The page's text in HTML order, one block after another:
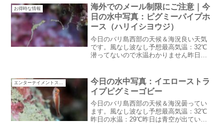
たが今日は天気も海況も良い感じです。
ラストナイト昨晩はM...
お得時な情報
海外でのメール制限にご注意｜今
日の水中写真：ピグミーパイプホ
ース（ハリイシヨウジ）
今日のバリ島西部の天候＆海況良い天気
です。風なし波なし予想最高気温：32℃
潜ってないので水温わかりません昨日夜
ぽかった。昨日からインドネシアは長期
休暇が始まっているので...
今日の水中写真：イエローストラ
イプピグミーゴビー
今日のバリ島西部の天候＆海況曇ってい
ます。風なし波なし予想最高気温：32℃
昨日の水温：29℃昨日は青空が出ていま